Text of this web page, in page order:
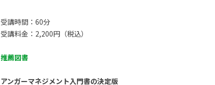
受講時間：60分
受講料金：2,200円（税込）
推薦図書
アンガーマネジメント入門書の決定版